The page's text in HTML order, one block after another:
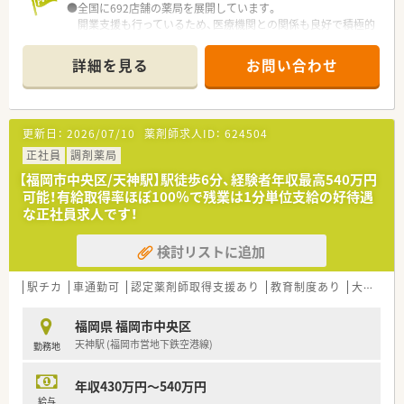
やすい組織作りを心掛けています。
●全国に692店舗の薬局を展開しています。
開業支援も行っているため、医療機関との関係も良好で積極的
●全国転勤がないエリア社員もありますので、地元で長く勤務す
る事も可能です。
●独自の研修システムを活用し効率的かつ効果的なスキルアッ
プを支援しています。
その他、カフェテリア研修や社内学術大会などその方が目指す社
会人像に合わせた学ぶ環境が充実しています。
●将来は専門薬剤師として活躍される方、またはマネージャーと
しての店舗運営に携わる方など、自身の志向に合わせたキャリア
が描けます。
また希望者は人事、教育、経営コンサル等に携わることも可能で
す。
●子育て支援も充実しており男女問わず子育てをしながら働く
方をサポートする様々な制度が整っています。
育休はお子さんが3歳になるまで取得でき、時短勤務は小学校1
年生の修了まで取得可能です。
そのほかにも休暇制度が充実しておりワークライフバランスを
推奨している会社です。
詳細を見る お問い合わせ
更新日： 2026/07/10 薬剤師求人ID： 624504
正社員
調剤薬局
【福岡市中央区/天神駅】駅徒歩6分、経験者年収最高540万円
可能！有給取得率ほぼ100％で残業は1分単位支給の好待遇
な正社員求人です！
検討リストに追加
駅チカ 車通勤可 認定薬剤師取得支援あり 教育制度あり 大手チェーン以外
勤務地
福岡県 福岡市中央区
天神駅 (福岡市営地下鉄空港線)
給与
年収430万円～540万円